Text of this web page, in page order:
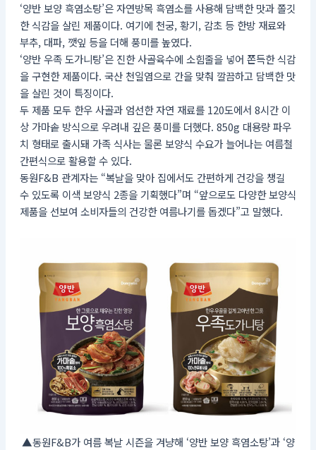
‘양반 보양 흑염소탕’은 자연방목 흑염소를 사용해 담백한 맛과 쫄깃
한 식감을 살린 제품이다. 여기에 천궁, 황기, 감초 등 한방 재료와
부추, 대파, 깻잎 등을 더해 풍미를 높였다.
‘양반 우족 도가니탕’은 진한 사골육수에 소힘줄을 넣어 쫀득한 식감
을 구현한 제품이다. 국산 천일염으로 간을 맞춰 깔끔하고 담백한 맛
을 살린 것이 특징이다.
두 제품 모두 한우 사골과 엄선한 자연 재료를 120도에서 8시간 이
상 가마솥 방식으로 우려내 깊은 풍미를 더했다. 850g 대용량 파우
치 형태로 출시돼 가족 식사는 물론 보양식 수요가 늘어나는 여름철
간편식으로 활용할 수 있다.
동원F&B 관계자는 “복날을 맞아 집에서도 간편하게 건강을 챙길
수 있도록 이색 보양식 2종을 기획했다”며 “앞으로도 다양한 보양식
제품을 선보여 소비자들의 건강한 여름나기를 돕겠다”고 말했다.
▲동원F&B가 여름 복날 시즌을 겨냥해 ‘양반 보양 흑염소탕’과 ‘양